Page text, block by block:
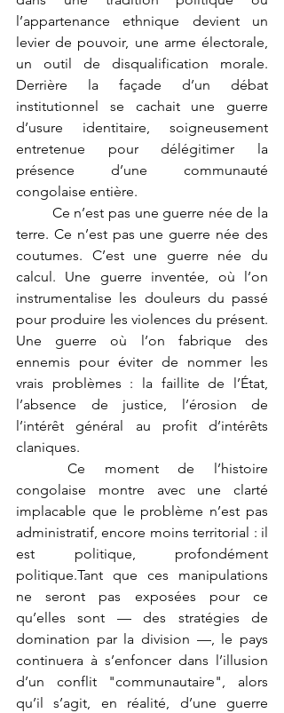
l’appartenance ethnique devient un
levier de pouvoir, une arme électorale,
un outil de disqualification morale.
Derrière la façade d’un débat
institutionnel se cachait une guerre
d’usure identitaire, soigneusement
entretenue pour délégitimer la
présence d’une communauté
congolaise entière.
terre. Ce n’est pas une guerre née des
coutumes. C’est une guerre née du
calcul. Une guerre inventée, où l’on
instrumentalise les douleurs du passé
pour produire les violences du présent.
Une guerre où l’on fabrique des
ennemis pour éviter de nommer les
vrais problèmes : la faillite de l’État,
l’absence de justice, l’érosion de
l’intérêt général au profit d’intérêts
claniques.
congolaise montre avec une clarté
implacable que le problème n’est pas
administratif, encore moins territorial : il
est politique, profondément
politique.Tant que ces manipulations
ne seront pas exposées pour ce
qu’elles sont — des stratégies de
domination par la division —, le pays
continuera à s’enfoncer dans l’illusion
d’un conflit "communautaire", alors
qu’il s’agit, en réalité, d’une guerre